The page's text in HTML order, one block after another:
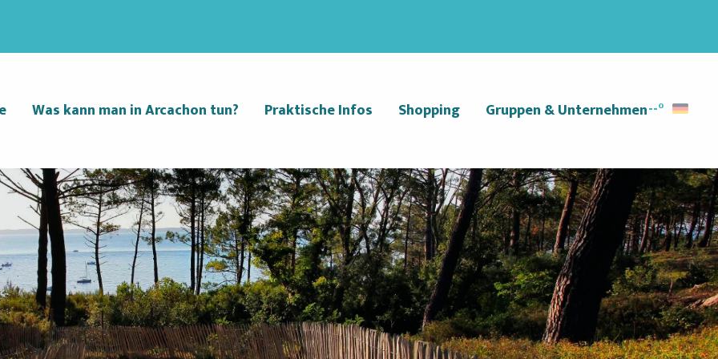
--° Suche
Was kann man in Arcachon tun? Praktische Infos Shopping Gruppen & Unternehmen